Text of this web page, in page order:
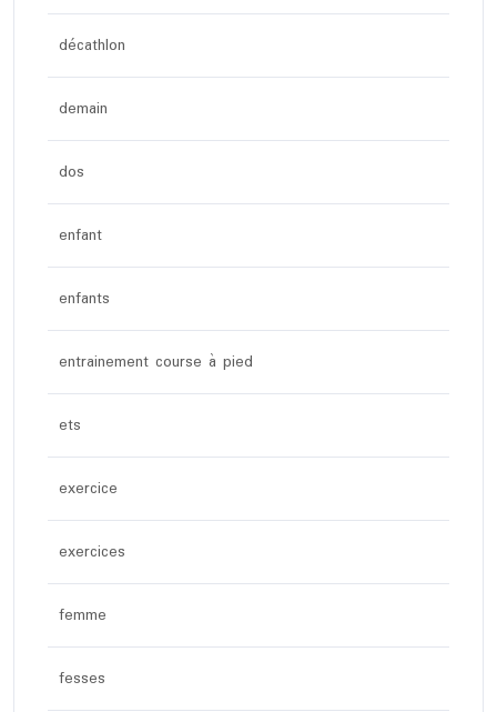
décathlon
demain
dos
enfant
enfants
entrainement course à pied
ets
exercice
exercices
femme
fesses